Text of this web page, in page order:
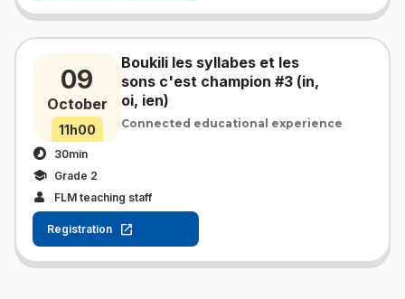
09
October
11h00
Boukili les syllabes et les
sons c'est champion #3 (in,
oi, ien)
Connected educational experience
30min
Grade 2
FLM teaching staff
Registration